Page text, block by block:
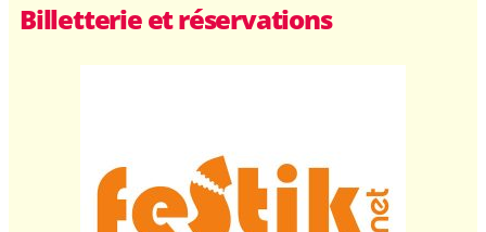
Billetterie et réservations